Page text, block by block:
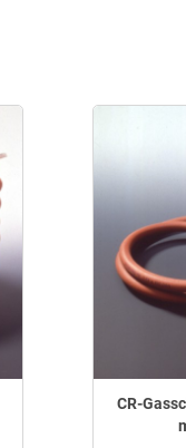
CR-